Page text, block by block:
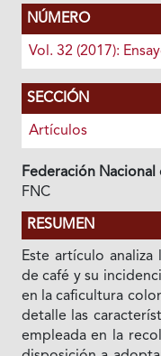
NÚMERO
Vol. 32 (2017):
SECCIÓN
Artículos
Federación
FNC
RESUMEN
Este artículo
de café y su
en la caficultura
detalle las
empleada en la